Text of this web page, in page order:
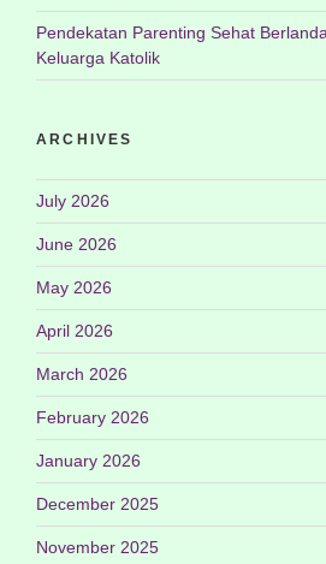
Pendekatan Parenting Sehat
Keluarga Katolik
ARCHIVES
July 2026
June 2026
May 2026
April 2026
March 2026
February 2026
January 2026
December 2025
November 2025